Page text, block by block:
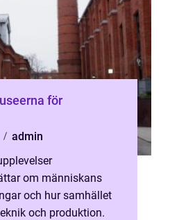
för
admin
om människans
och hur samhället
och produktion.